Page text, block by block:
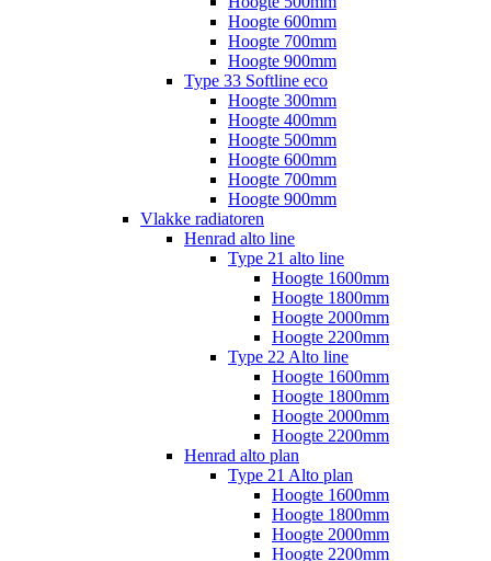
Hoogte 600mm
Hoogte 700mm
Hoogte 900mm
Type 33 Softline eco
Hoogte 300mm
Hoogte 400mm
Hoogte 500mm
Hoogte 600mm
Hoogte 700mm
Hoogte 900mm
Vlakke radiatoren
Henrad alto line
Type 21 alto line
Hoogte 1600mm
Hoogte 1800mm
Hoogte 2000mm
Hoogte 2200mm
Type 22 Alto line
Hoogte 1600mm
Hoogte 1800mm
Hoogte 2000mm
Hoogte 2200mm
Henrad alto plan
Type 21 Alto plan
Hoogte 1600mm
Hoogte 1800mm
Hoogte 2000mm
Hoogte 2200mm